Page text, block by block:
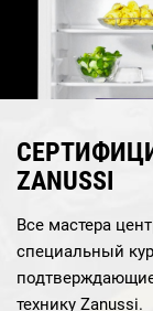
ZANUSSI
Все мастера
специальный
технику Zanussi.